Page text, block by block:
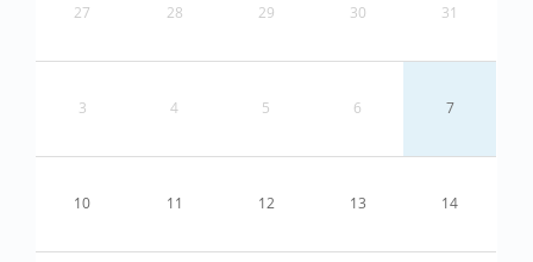
27 28 29 30 31
3 4 5 6 7
10 11 12 13 14